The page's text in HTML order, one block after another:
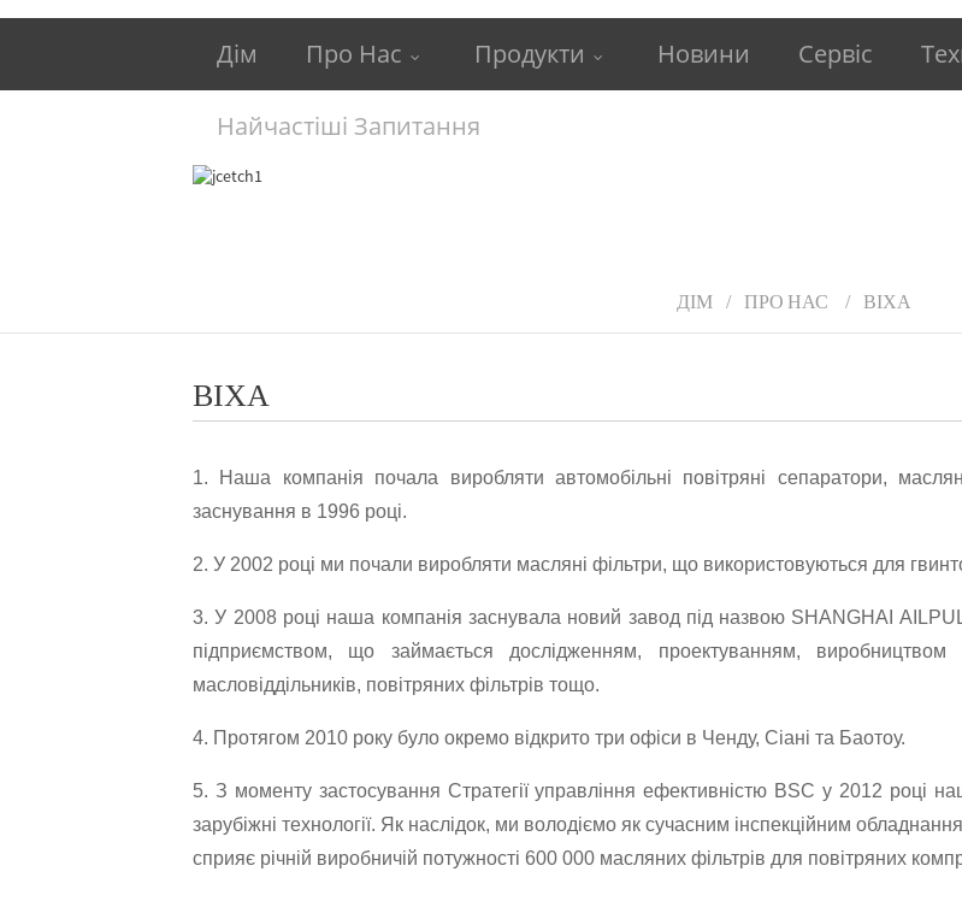
Дім Про Нас Продукти Новини Сервіс
Найчастіші Запитання
ДІМ ПРО НАС ВІХА
ВІХА
1. Наша компанія почала виробляти автомобільні повітряні сепаратори,
заснування в 1996 році.
2. У 2002 році ми почали виробляти масляні фільтри, що використовуються для
3. У 2008 році наша компанія заснувала новий завод під назвою SHANGHAI
підприємством, що займається дослідженням, проектуванням, виробництвом
масловіддільників, повітряних фільтрів тощо.
4. Протягом 2010 року було окремо відкрито три офіси в Ченду, Сіані та Баотоу.
5. З моменту застосування Стратегії управління ефективністю BSC у 2012 році
зарубіжні технології. Як наслідок, ми володіємо як сучасним інспекційним
сприяє річній виробничій потужності 600 000 масляних фільтрів для повітряних